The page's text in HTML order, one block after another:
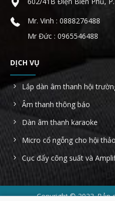
Mr. Vinh : 0888276488
Mr Đức : 0965546488
DỊCH VỤ
Lắp dàn âm thanh hội
Âm thanh thông báo
Dàn âm thanh karaoke
Micro cổ ngỗng cho hội thảo
Cục đẩy công suất và
Copyright © 2023. Bản